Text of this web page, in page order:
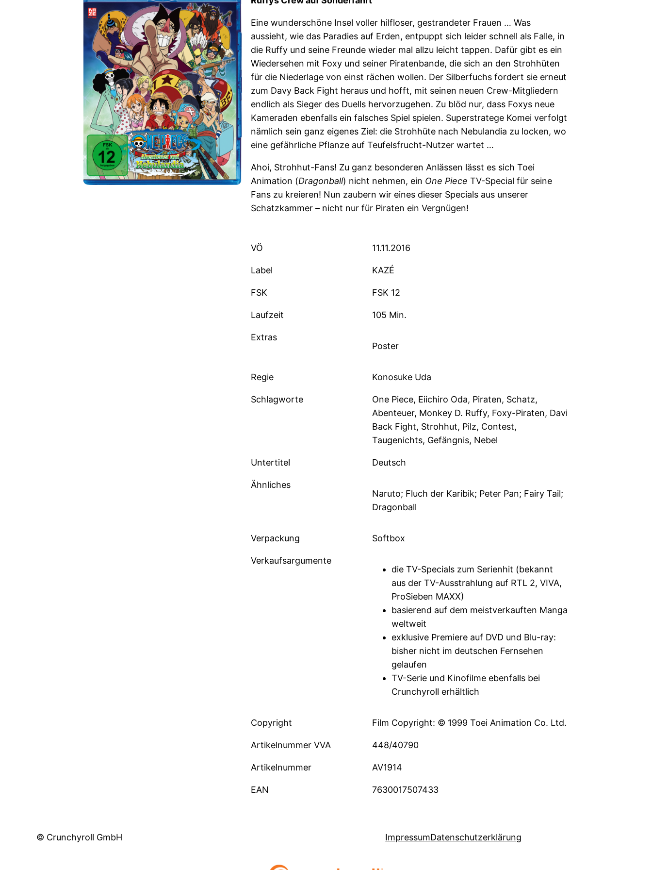
Eine wunderschöne Insel voller hilfloser, gestrandeter Frauen … Was
aussieht, wie das Paradies auf Erden, entpuppt sich leider schnell als Falle, in
die Ruffy und seine Freunde wieder mal allzu leicht tappen. Dafür gibt es ein
Wiedersehen mit Foxy und seiner Piratenbande, die sich an den Strohhüten
für die Niederlage von einst rächen wollen. Der Silberfuchs fordert sie erneut
zum Davy Back Fight heraus und hofft, mit seinen neuen Crew-Mitgliedern
endlich als Sieger des Duells hervorzugehen. Zu blöd nur, dass Foxys neue
Kameraden ebenfalls ein falsches Spiel spielen. Superstratege Komei verfolgt
nämlich sein ganz eigenes Ziel: die Strohhüte nach Nebulandia zu locken, wo
eine gefährliche Pflanze auf Teufelsfrucht-Nutzer wartet …
Ahoi, Strohhut-Fans! Zu ganz besonderen Anlässen lässt es sich Toei
Animation (Dragonball) nicht nehmen, ein One Piece TV-Special für seine
Fans zu kreieren! Nun zaubern wir eines dieser Specials aus unserer
Schatzkammer – nicht nur für Piraten ein Vergnügen!
VÖ 11.11.2016
Label KAZÉ
FSK FSK 12
Laufzeit 105 Min.
Extras
Poster
Regie Konosuke Uda
Schlagworte
One Piece, Eiichiro Oda, Piraten, Schatz,
Abenteuer, Monkey D. Ruffy, Foxy-Piraten, Davi
Back Fight, Strohhut, Pilz, Contest,
Taugenichts, Gefängnis, Nebel
Untertitel Deutsch
Ähnliches
Naruto; Fluch der Karibik; Peter Pan; Fairy Tail;
Dragonball
Verpackung Softbox
Verkaufsargumente
die TV-Specials zum Serienhit (bekannt
aus der TV-Ausstrahlung auf RTL 2, VIVA,
ProSieben MAXX)
basierend auf dem meistverkauften Manga
weltweit
exklusive Premiere auf DVD und Blu-ray:
bisher nicht im deutschen Fernsehen
gelaufen
TV-Serie und Kinofilme ebenfalls bei
Crunchyroll erhältlich
Copyright Film Copyright: © 1999 Toei Animation Co. Ltd.
Artikelnummer VVA 448/40790
Artikelnummer AV1914
EAN 7630017507433
© Crunchyroll GmbH ImpressumDatenschutzerklärung